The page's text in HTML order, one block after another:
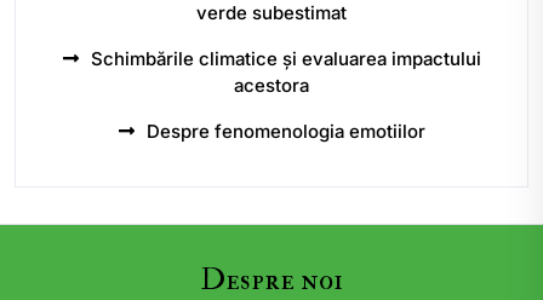
verde subestimat
Schimbările climatice și evaluarea impactului
acestora
Despre fenomenologia emotiilor
Despre noi